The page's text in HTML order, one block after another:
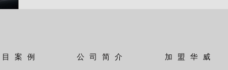
案例 公司简介 加盟华威